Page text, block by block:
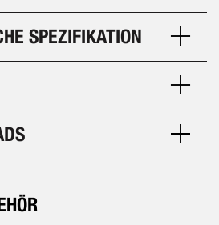
SPEZIFIKATION